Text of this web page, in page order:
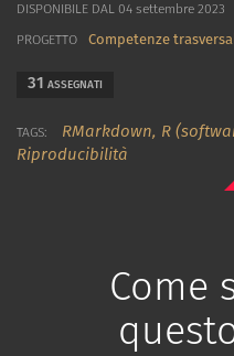
DISPONIBILE DAL 04 settembre 2023
PROGETTO
Competenze
31 ASSEGNATI
TAGS: RMarkdown, R
Riproducibilità
Come